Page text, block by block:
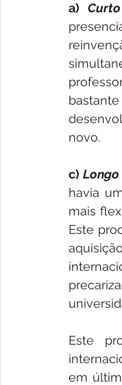
a)
novo.
c) Longo
havia
mais
Este
Este
em